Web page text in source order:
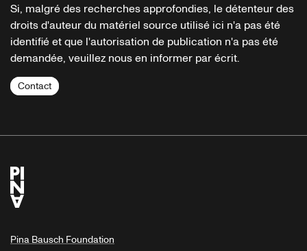
Si, malgré des recherches approfondies, le détenteur des
droits d'auteur du matériel source utilisé ici n'a pas été
identifié et que l'autorisation de publication n'a pas été
demandée, veuillez nous en informer par écrit.
Contact
Pina Bausch Foundation